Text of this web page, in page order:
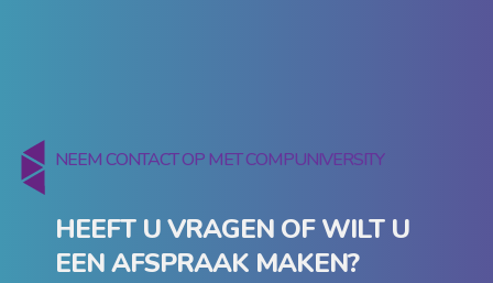
NEEM CONTACT OP MET COMPUNIVERSITY
HEEFT U VRAGEN OF WILT U
EEN AFSPRAAK MAKEN?